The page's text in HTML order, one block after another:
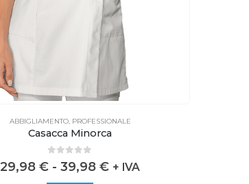
ABBIGLIAMENTO, PROFESSIONALE
Casacca Minorca
out of 5
29,98 € - 39,98 € + IVA